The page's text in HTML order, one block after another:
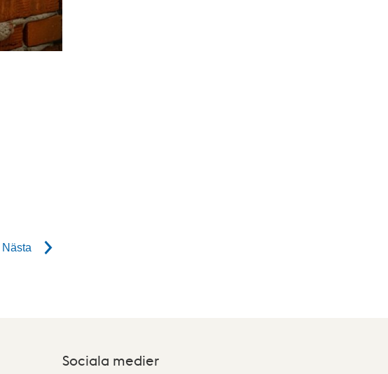
Nästa
Sociala medier